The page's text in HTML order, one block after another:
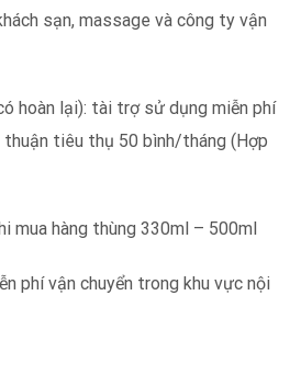
sạn, massage và công ty vận
hoàn lại): tài trợ sử dụng miễn phí
thuận tiêu thụ 50 bình/tháng (Hợp
mua hàng thùng 330ml – 500ml
phí vận chuyển trong khu vực nội